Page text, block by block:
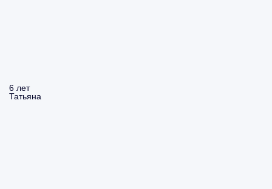
6 лет
Татьяна